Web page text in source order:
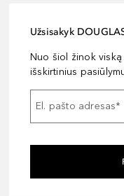
Užsisakyk
Nuo šiol žinok
išskirtinius
El. pašto adresas*